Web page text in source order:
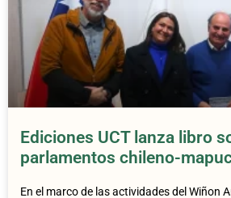
Ediciones UCT lanza libro
parlamentos chileno-
En el marco de las actividades del Wiñon